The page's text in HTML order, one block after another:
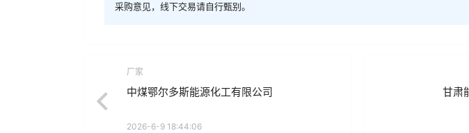
采购意见，线下交易请自行甄别。
厂家
中煤鄂尔多斯能源化工有限公司
2026-6-9 18:44:06
甘肃